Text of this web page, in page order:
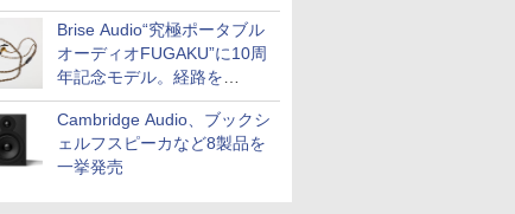
「AC iPurifier2」
Brise Audio“究極ポータブル
オーディオFUGAKU”に10周
年記念モデル。経路を
NISHIKIで統一。400万円
Cambridge Audio、ブックシ
ェルフスピーカなど8製品を
一挙発売